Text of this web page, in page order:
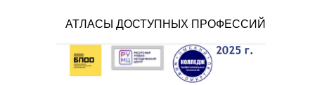
АТЛАСЫ ДОСТУПНЫХ ПРОФЕССИЙ